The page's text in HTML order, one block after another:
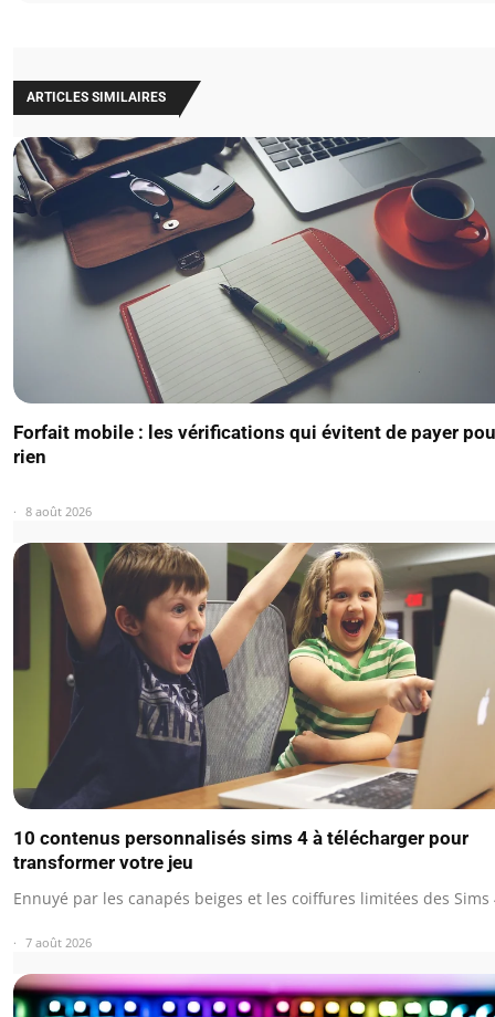
ARTICLES SIMILAIRES
Forfait mobile : les vérifications qui évitent de payer
rien
8 août 2026
10 contenus personnalisés sims 4 à télécharger pour
transformer votre jeu
Ennuyé par les canapés beiges et les coiffures limitées des Sims
7 août 2026